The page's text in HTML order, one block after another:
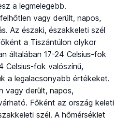
a legmelegebb.
vagy derült, napos,
Az északi, északkeleti szél
a Tiszántúlon olykor
általában 17-24 Celsius-fok
Celsius-fok valószínű,
a legalacsonyabb értékeket.
vagy derült, napos,
Főként az ország keleti
szél. A hőmérséklet